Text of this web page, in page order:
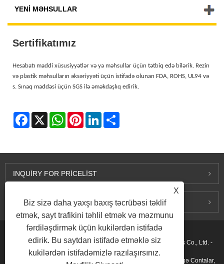
YENI MƏHSULLAR
Sertifikatımız
Hesabatı maddi xüsusiyyətlər və ya məhsullar üçün tətbiq edə bilərik. Rezin
və plastik məhsulların əksəriyyəti üçün istifadə olunan FDA, ROHS, UL94 və
s. Sınaq maddəsi üçün SGS ilə əməkdaşlıq edirik.
Facebook
X WhatsAppPinterestLinkedIn
X
Biz sizə daha yaxşı baxış təcrübəsi təklif
etmək, sayt trafikini təhlil etmək və məzmunu
fərdiləşdirmək üçün kukilərdən istifadə
edirik. Bu saytdan istifadə etməklə siz
kukilərdən istifadəmizlə razılaşırsınız.
INQUIRY FOR PRICELIST
BIZIMLƏ ƏLAQƏ SAXLAYIN
Müəlliflik hüququ © 2015-2026 Ningbo Kaxite Sealing Materials Co., Ltd. -
Spiral Yara Contaları, Genişləndirilmiş Qrafit Contalar, Halqa Birgə Contalar,